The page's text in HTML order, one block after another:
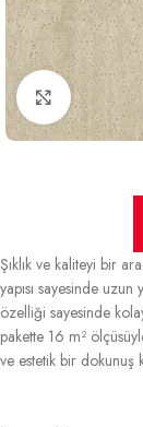
Büyütmek
Şıklık ve kaliteyi bir
yapısı sayesinde uzun
özelliği sayesinde
pakette 16 m²
ve estetik bir dokunuş